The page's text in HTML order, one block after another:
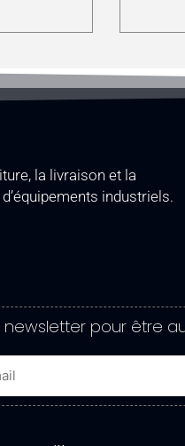
la livraison et la
industriels.
pour être